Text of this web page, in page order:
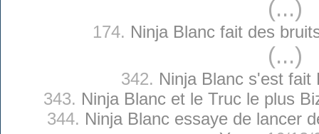
(...)
174. Ninja Blanc fait des
(...)
342. Ninja Blanc s'est fait
343. Ninja Blanc et le Truc le plus
344. Ninja Blanc essaye de lancer